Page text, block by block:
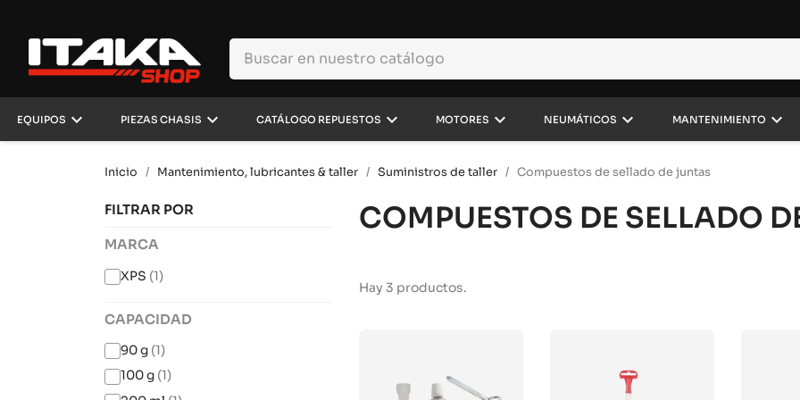
EQUIPOS keyboard_arrow_down PIEZAS CHASIS keyboard_arrow_down CATÁLOGO REPUESTOS keyboard_arrow_down MOTORES keyboard_arrow_down NEUMÁTICOS keyboard_arrow_down MANTENIMIENTO keyboard_arrow_down
Inicio Mantenimiento, lubricantes & taller Suministros de taller Compuestos de sellado de juntas
FILTRAR POR
MARCA
XPS (1)
CAPACIDAD
90 g (1)
100 g (1)
COMPUESTOS DE SELLADO
Hay 3 productos.